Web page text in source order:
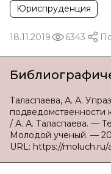
Юриспруденция
18.11.2019 6343
Таласпаева, А. А.
подведомственности
/ А. А. Таласпаева. —
Молодой ученый. —
URL: https://